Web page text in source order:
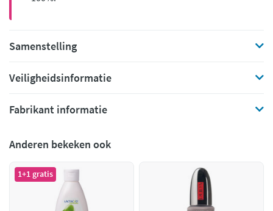
Samenstelling
Veiligheidsinformatie
Fabrikant informatie
Anderen bekeken ook
1+1 gratis